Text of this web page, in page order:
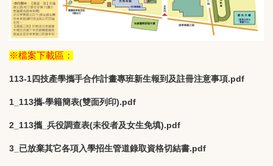
※檔案下載區：
113-1四技產學攜手合作計畫專班新生報到及註冊注意事項.pdf
1_113攜-學籍簡表(雙面列印).pdf
2_113攜_兵役調查表(未役者及女生免填).pdf
3_已放棄其它各項入學招生管道錄取資格切結書.pdf